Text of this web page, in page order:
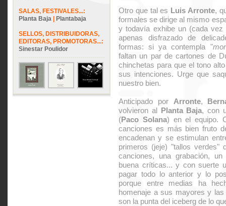
SALAS, FESTIVALES...:
Planta Baja
Plantabaja
SELLOS, DISTRIBUIDORAS,
EDITORAS, PROMOTORAS...:
Sinestar Poulidor
Otro que tal es Luis Arronte,
formales se dirige al mismo
y todavía exhibe un (cada vez
apenas disfrazado de
formas: si ya contempla "
faltan un par de cartones de
chinchetas para que el tono
sus intenciones. Urge que
nuestro bien.
Anticipado por Arronte,
volvieron al Planta Baja, con
(Paco Solana) en el equipo.
canciones es más bien fruto
encadenan y se estimulan
primeros (jeje) "tallos
canciones, una grabación,
buena críticas... y con suerte
pagar todo lo anterior y lo
porque entre medias ha
homenaje a sus mayores y
son la punta del iceberg de lo